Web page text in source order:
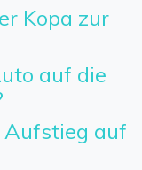
Kopa zur
auf die
Aufstieg auf